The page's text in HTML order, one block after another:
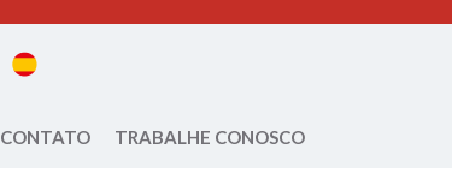
CONTATO TRABALHE CONOSCO